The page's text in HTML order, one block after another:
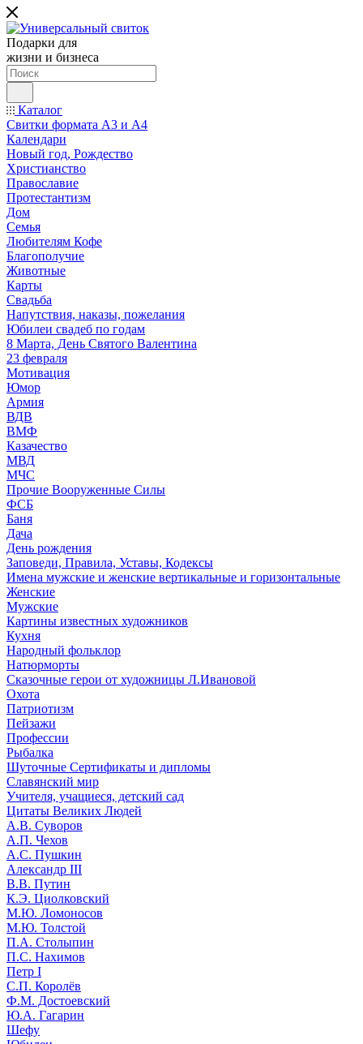
Подарки для
жизни и бизнеса
Каталог
Свитки формата А3 и А4
Календари
Новый год, Рождество
Христианство
Православие
Протестантизм
Дом
Семья
Любителям Кофе
Благополучие
Животные
Карты
Свадьба
Напутствия, наказы, пожелания
Юбилеи свадеб по годам
8 Марта, День Святого Валентина
23 февраля
Мотивация
Юмор
Армия
ВДВ
ВМФ
Казачество
МВД
МЧС
Прочие Вооруженные Силы
ФСБ
Баня
Дача
День рождения
Заповеди, Правила, Уставы, Кодексы
Имена мужские и женские вертикальные и горизонтальные
Женские
Мужские
Картины известных художников
Кухня
Народный фольклор
Натюрморты
Сказочные герои от художницы Л.Ивановой
Охота
Патриотизм
Пейзажи
Профессии
Рыбалка
Шуточные Сертификаты и дипломы
Славянский мир
Учителя, учащиеся, детский сад
Цитаты Великих Людей
А.В. Суворов
А.П. Чехов
А.С. Пушкин
Александр III
В.В. Путин
К.Э. Циолковский
М.Ю. Ломоносов
М.Ю. Толстой
П.А. Столыпин
П.С. Нахимов
Петр I
С.П. Королёв
Ф.М. Достоевский
Ю.А. Гагарин
Шефу